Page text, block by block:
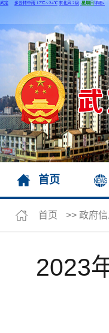
首页
首页 >> 政府
2023